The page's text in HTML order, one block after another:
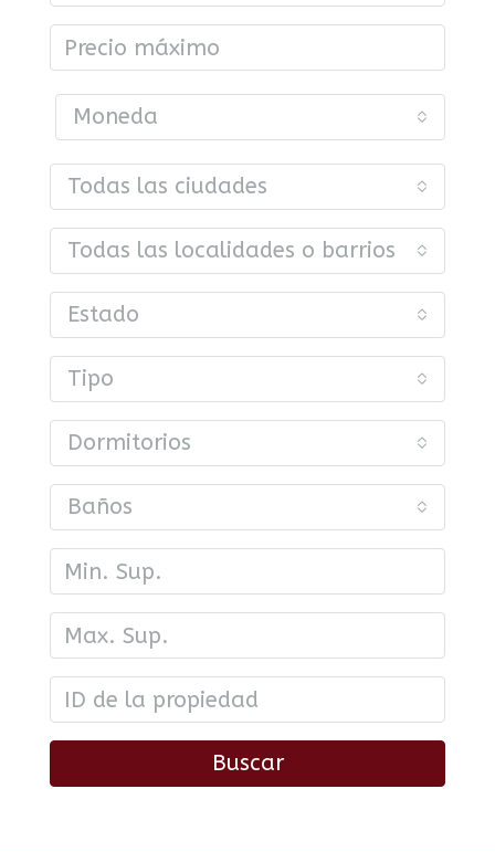
Moneda
Todas las ciudades
Todas las localidades o barrios
Estado
Tipo
Dormitorios
Baños
Buscar